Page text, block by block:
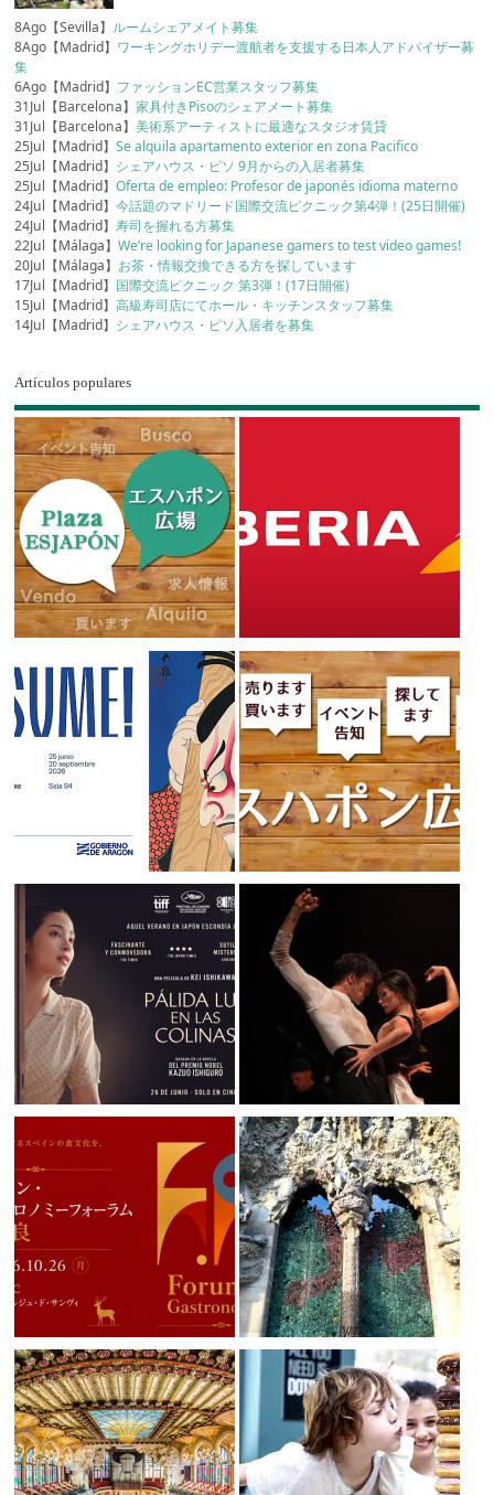
8Ago【Sevilla】 ルームシェアメイト募集
8Ago【Madrid】 ワーキングホリデー渡航者を支援する日本人アドバイザー募
集
6Ago【Madrid】 ファッションEC営業スタッフ募集
31Jul【Barcelona】家具付きPisoのシェアメート募集
31Jul【Barcelona】美術系アーティストに最適なスタジオ賃貸
25Jul【Madrid】Se alquila apartamento exterior en zona Pacifico
25Jul【Madrid】 シェアハウス・ピソ 9月からの入居者募集
25Jul【Madrid】Oferta de empleo: Profesor de japonés idioma materno
24Jul【Madrid】今話題のマドリード国際交流ピクニック第4弾！(25日開催)
24Jul【Madrid】寿司を握れる方募集
22Jul【Málaga】We’re looking for Japanese gamers to test video games!
20Jul【Málaga】 お茶・情報交換できる方を探しています
17Jul【Madrid】 国際交流ピクニック 第3弾！(17日開催)
15Jul【Madrid】高級寿司店にてホール・キッチンスタッフ募集
14Jul【Madrid】 シェアハウス・ピソ入居者を募集
Artículos populares